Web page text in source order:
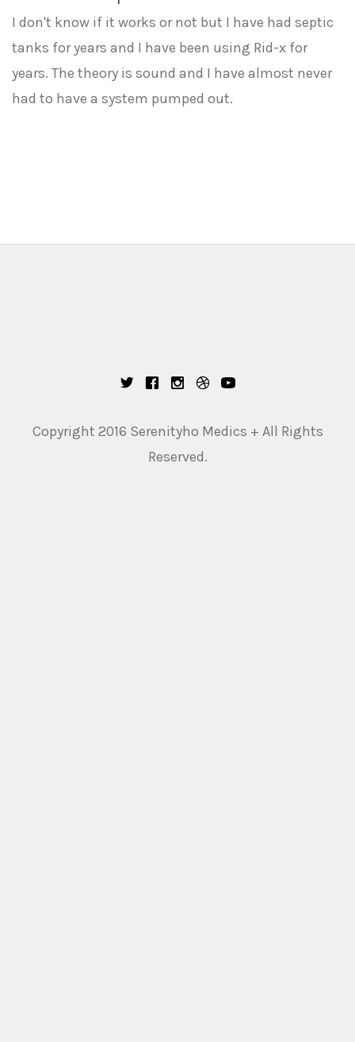
I don't know if it works or not but I have had septic
tanks for years and I have been using Rid-x for
years. The theory is sound and I have almost never
had to have a system pumped out.
Copyright 2016 Serenityho Medics + All Rights
Reserved.